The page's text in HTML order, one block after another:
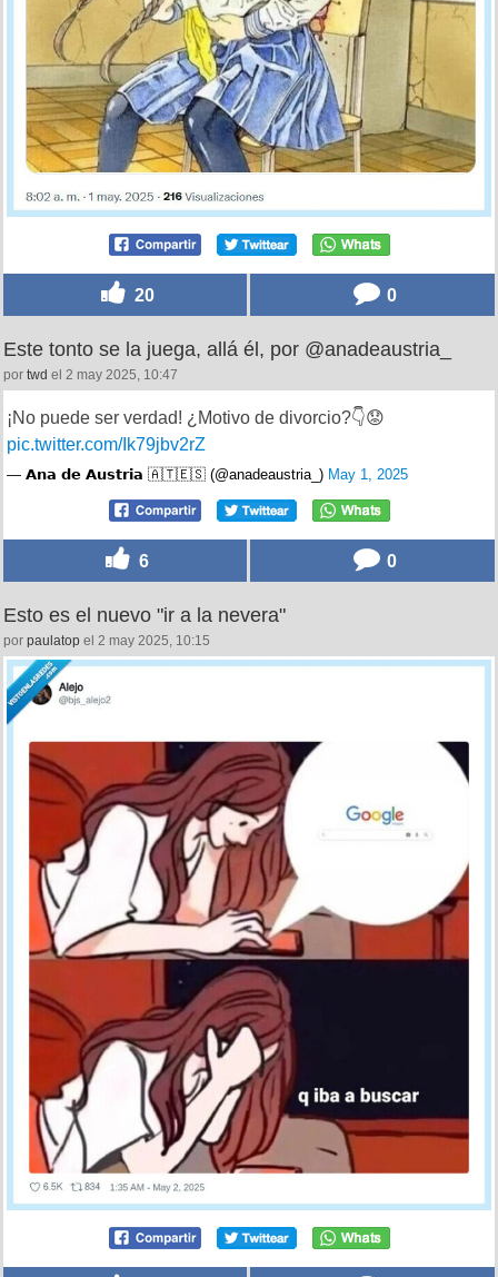
20 0
Este tonto se la juega, allá él, por @anadeaustria_
por twd el 2 may 2025, 10:47
¡No puede ser verdad! ¿Motivo de divorcio?👇😟
pic.twitter.com/Ik79jbv2rZ
— 𝗔𝗻𝗮 𝗱𝗲 𝗔𝘂𝘀𝘁𝗿𝗶𝗮 🇦🇹🇪🇸 (@anadeaustria_) May 1, 2025
6 0
Esto es el nuevo "ir a la nevera"
por paulatop el 2 may 2025, 10:15